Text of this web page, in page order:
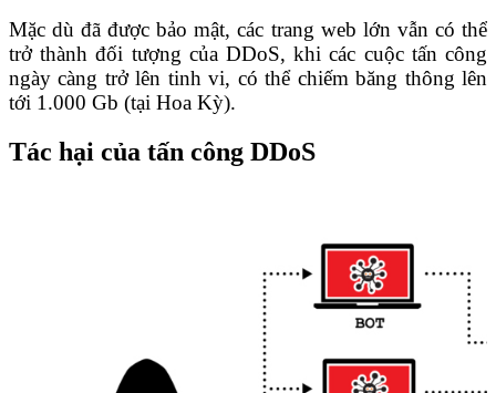
Mặc dù đã được bảo mật, các trang web lớn vẫn có thể
trở thành đối tượng của DDoS, khi các cuộc tấn công
ngày càng trở lên tinh vi, có thể chiếm băng thông lên
tới 1.000 Gb (tại Hoa Kỳ).
Tác hại của tấn công DDoS